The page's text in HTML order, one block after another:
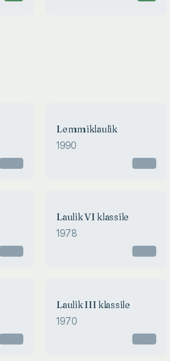
Lemmiklaulik
1990
Laulik VI klassile
1978
Laulik III klassile
1970